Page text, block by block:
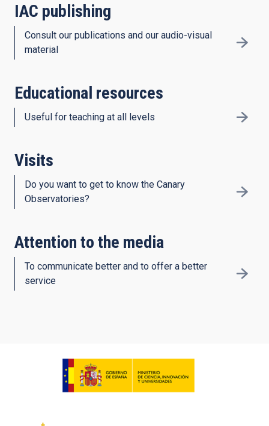
IAC publishing
Consult our publications and our audio-visual
material
Educational resources
Useful for teaching at all levels
Visits
Do you want to get to know the Canary
Observatories?
Attention to the media
To communicate better and to offer a better
service